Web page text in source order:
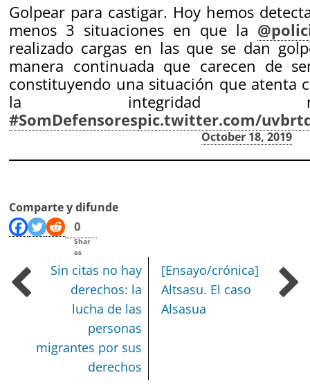
Golpear para castigar. Hoy hemos
menos 3 situaciones en que la
realizado cargas en las que se dan
manera continuada que carecen de
constituyendo una situación que atenta
la integridad
#SomDefensorespic.twitter.com/
October 18, 2019
Comparte y difunde
0
Shar
es
Sin citas no hay
derechos: la
lucha de las
personas
migrantes por sus
derechos
[Ensayo/crónica]
Altsasu. El caso
Alsasua